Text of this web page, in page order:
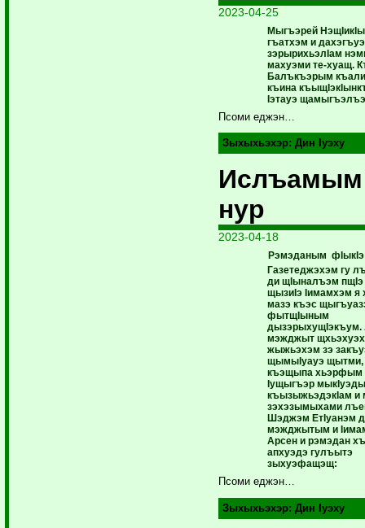
2023-04-25
Мыгъэрей
гъатхэм и
зэрырихьэлIам
махуэми те-хуащ.
Балъкъэрым
къина
Iэтауэ
Псоми еджэн…
Зыхыхьэхэр: Дин Iуэху
нур
2023-04-18
Рэмэданым
Газетеджэхэм гу
ди щIыналъэм пщIэ
щызиIэ Iимамхэм я
мазэ къэс
фытщIыным
дызэрыхущIэкъум.
мэжджыт
жыжьэхэм зэ
щымыIуауэ щытми,
къэщыпа хьэрфым
Iущыгъэр
къызыжьэдэкIам и
зэхэзымыхами
Шэджэм ЕтIуанэм
мэжджытым и
Арсен и рэмэдан
апхуэдэ гулъытэ
зыхуэфащэщ:
Псоми еджэн…
Зыхыхьэхэр: Дин Iуэху